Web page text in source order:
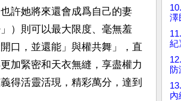
許她將來還會成爲自己的妻
）則可以最大限度、毫無羞
口，並還能」與權共舞」，直
加緊密和天衣無縫，享盡權力
得活靈活現，精彩萬分，達到
澤
紀
防
內